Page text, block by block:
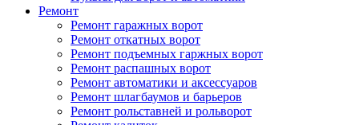
Ремонт
Ремонт гаражных ворот
Ремонт откатных ворот
Ремонт подъемных гаржных ворот
Ремонт распашных ворот
Ремонт автоматики и аксессуаров
Ремонт шлагбаумов и барьеров
Ремонт рольставней и рольворот